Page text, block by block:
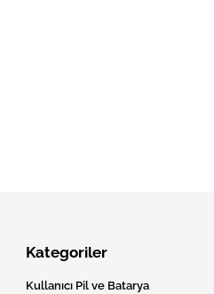
Kategoriler
Kullanıcı Pil ve Batarya